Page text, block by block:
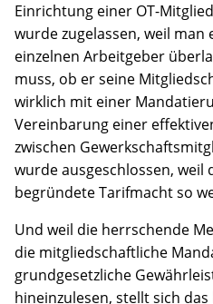
Einrichtung einer OT-
wurde zugelassen, weil man
einzelnen Arbeitgeber
muss, ob er seine
wirklich mit einer
Vereinbarung einer
zwischen
wurde ausgeschlossen,
begründete Tarifmacht so
Und weil die herrschende
die mitgliedschaftliche
grundgesetzliche
hineinzulesen, stellt sich